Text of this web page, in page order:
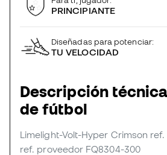
PRINCIPIANTE
Diseñadas para potenciar:
TU VELOCIDAD
Descripción
de fútbol
Limelight-Volt-Hyper Crimson ref.
ref. proveedor FQ8304-300